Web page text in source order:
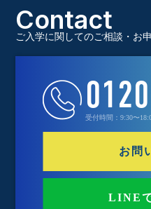
Contact
ご入学に関してのご相談・お
受付時間：9:30〜
お問
LINE